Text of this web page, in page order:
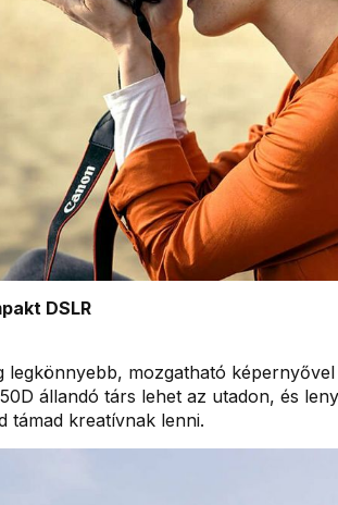
DSLR
legkönnyebb, mozgatható
állandó társ lehet az utadon, és
támad kreatívnak lenni.